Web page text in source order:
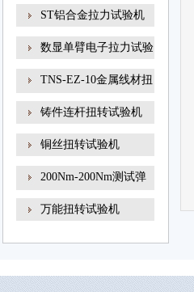
ST铝合金拉力试验机
数显单臂电子拉力试验
TNS-EZ-10金属线材扭
铸件连杆扭转试验机
铜丝扭转试验机
200Nm-200Nm测试弹
万能扭转试验机